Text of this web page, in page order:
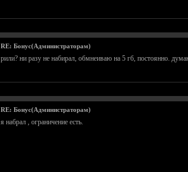
RE: Бонус(Администраторам)
рили? ни разу не набирал, обмнеиваю на 5 гб, постоянно.
RE: Бонус(Администраторам)
я набрал , ограничение есть.